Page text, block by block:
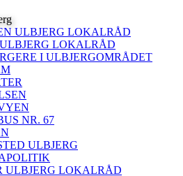
ULBJERG LOKALRÅD
LOKALRÅD
I ULBJERGOMRÅDET
NR. 67
ULBJERG
ULBJERG LOKALRÅD